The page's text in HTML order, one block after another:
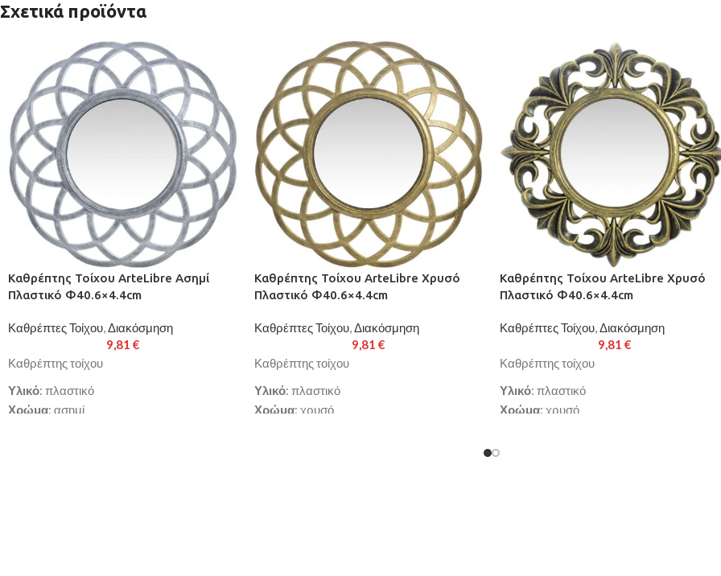
Σχετικά προϊόντα
Καθρέπτης Τοίχου ArteLibre Ασημί
Πλαστικό Φ40.6×4.4cm
Καθρέπτες Τοίχου Διακόσμηση
9,81 €
Καθρέπτης τοίχου
Υλικό: πλαστικό
Χρώμα: ασημί
Καθρέπτης Τοίχου ArteLibre Χρυσό
Πλαστικό Φ40.6×4.4cm
Καθρέπτες Τοίχου, Διακόσμηση
9,81€
Καθρέπτης τοίχου
Υλικό: πλαστικό
Χρώμα: χρυσό
Καθρέπτης Τοίχου ArteLibre Χρυσό
Πλαστικό Φ40.6×4.4cm
Καθρέπτες Τοίχου Διακόσμηση
9,81 €
Καθρέπτης τοίχου
Υλικό: πλαστικό
Χρώμα: χρυσό